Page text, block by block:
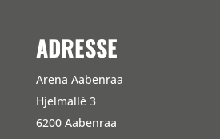
ADRESSE
Arena Aabenraa
Hjelmallé 3
6200 Aabenraa